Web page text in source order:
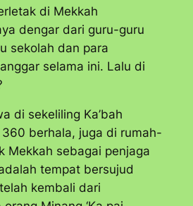
di Mekkah
dengar dari guru-guru
sekolah dan para
selama ini. Lalu di
di sekeliling Ka’bah
berhala, juga di rumah-
Mekkah sebagai penjaga
tempat bersujud
kembali dari